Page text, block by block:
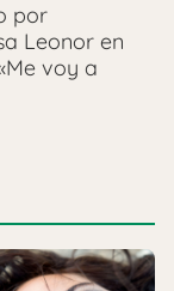
por
Leonor en
voy a